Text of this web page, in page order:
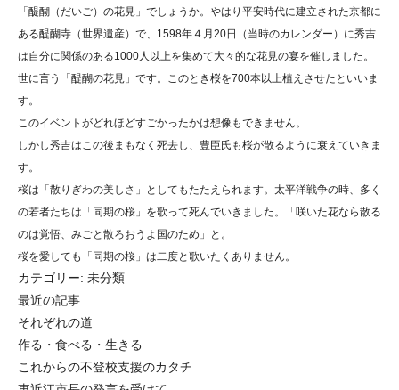
「醍醐（だいご）の花見」でしょうか。やはり平安時代に建立された京都に
ある醍醐寺（世界遺産）で、1598年４月20日（当時のカレンダー）に秀吉
は自分に関係のある1000人以上を集めて大々的な花見の宴を催しました。
世に言う「醍醐の花見」です。このとき桜を700本以上植えさせたといいま
す。
このイベントがどれほどすごかったかは想像もできません。
しかし秀吉はこの後まもなく死去し、豊臣氏も桜が散るように衰えていきま
す。
桜は「散りぎわの美しさ」としてもたたえられます。太平洋戦争の時、多く
の若者たちは「同期の桜」を歌って死んでいきました。「咲いた花なら散る
のは覚悟、みごと散ろおうよ国のため」と。
桜を愛しても「同期の桜」は二度と歌いたくありません。
カテゴリー: 未分類
最近の記事
それぞれの道
作る・食べる・生きる
これからの不登校支援のカタチ